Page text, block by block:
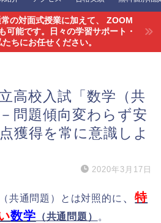
の対面式授業に加えて、 ZOOM
可能です。日々の学習サポート・
ちにお任せください。
高校入試「数学（共
問題傾向変わらず安
獲得を常に意識しよ
2020年3月17日
共通問題）とは対照的に 、特
数学 （共通問題） 。